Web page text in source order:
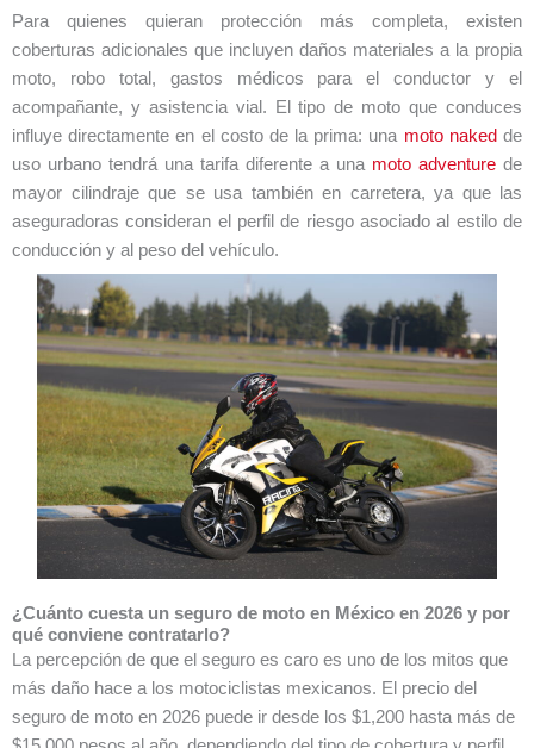
Para quienes quieran protección más completa, existen
coberturas adicionales que incluyen daños materiales a la propia
moto, robo total, gastos médicos para el conductor y el
acompañante, y asistencia vial. El tipo de moto que conduces
influye directamente en el costo de la prima: una moto naked de
uso urbano tendrá una tarifa diferente a una moto adventure de
mayor cilindraje que se usa también en carretera, ya que las
aseguradoras consideran el perfil de riesgo asociado al estilo de
conducción y al peso del vehículo.
¿Cuánto cuesta un seguro de moto en México en 2026 y por
qué conviene contratarlo?
La percepción de que el seguro es caro es uno de los mitos que
más daño hace a los motociclistas mexicanos. El precio del
seguro de moto en 2026 puede ir desde los $1,200 hasta más de